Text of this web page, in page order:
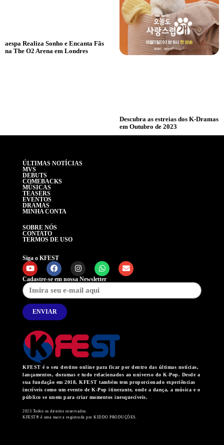
aespa Realiza Sonho e Encanta Fãs
na The O2 Arena em Londres
Descubra as estreias dos K-Dramas
em Outubro de 2023
ÚLTIMAS NOTÍCIAS
MVS
DEBUTS
COMEBACKS
MÚSICAS
TEASERS
EVENTOS
DRAMAS
MINHA CONTA
SOBRE NÓS
CONTATO
TERMOS DE USO
Siga o KFEST
Cadastre-se em nossa Newsletter
ENVIAR
KFEST é o seu destino online para ficar por dentro das últimas notícias,
lançamentos, doramas e tudo relacionados ao universo do K-Pop. Desde a
sua fundação em 2018, KFEST também tem proporcionado experiências
incríveis como um evento de K-Pop itinerante, onde a dança, a música e o
público se unem para criar momentos inesquecíveis.
2023 Todos os direitos reservados.
KFEST® é uma marca registrada por KIDDO PRODUÇÕES.